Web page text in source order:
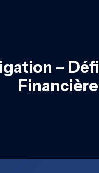
–
Financière